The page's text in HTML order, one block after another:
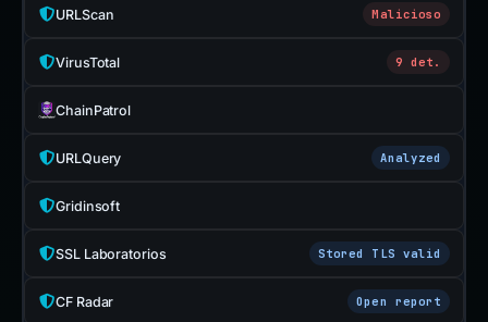
URLScan Malicioso
VirusTotal 9 det.
ChainPatrol
URLQuery Analyzed
Gridinsoft
SSL Laboratorios Stored TLS valid
CF Radar Open report